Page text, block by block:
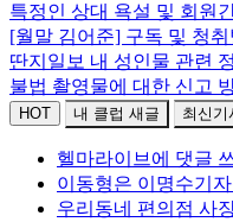
특정인 상대 욕설 및 회원
[월말 김어준] 구독 및 청취
딴지일보 내 성인물 관련
불법 촬영물에 대한 신고
HOT 내 클럽 새글 최신기
헬마라이브에 댓글
이동형은 이명수기
우리동네 편의점 사